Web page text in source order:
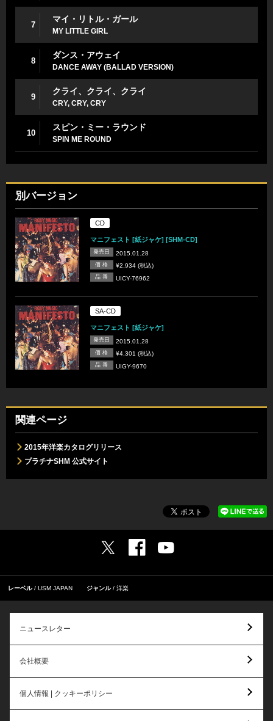
7
マイ・リトル・ガール
MY LITTLE GIRL
8
ダンス・アウェイ
DANCE AWAY (BALLAD VERSION)
9
クライ、クライ、クライ
CRY, CRY, CRY
10
スピン・ミー・ラウンド
SPIN ME ROUND
別バージョン
CD
マニフェスト [紙ジャケ] [SHM-CD]
発売日 2015.01.28
価 格 ¥2,934 (税込)
品 番 UICY-76962
SA-CD
マニフェスト [紙ジャケ]
発売日 2015.01.28
価 格 ¥4,301 (税込)
品 番 UIGY-9670
関連ページ
2015年洋楽カタログリリース
プラチナSHM 公式サイト
レーベル USM JAPAN ジャンル 洋楽
ニュースレター
会社概要
個人情報 | クッキーポリシー